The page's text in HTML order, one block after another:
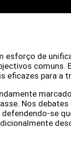
de
eficazes para a
Nos
se